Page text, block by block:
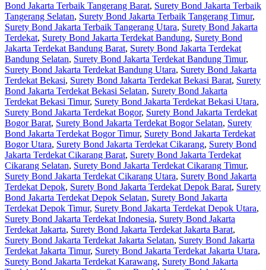
Bond Jakarta Terbaik Tangerang Barat, Surety Bond Jakarta Terbaik
Tangerang Selatan, Surety Bond Jakarta Terbaik Tangerang Timur,
Surety Bond Jakarta Terbaik Tangerang Utara, Surety Bond Jakarta
Terdekat, Surety Bond Jakarta Terdekat Bandung, Surety Bond
Jakarta Terdekat Bandung Barat, Surety Bond Jakarta Terdekat
Bandung Selatan, Surety Bond Jakarta Terdekat Bandung Timur,
Surety Bond Jakarta Terdekat Bandung Utara, Surety Bond Jakarta
Terdekat Bekasi, Surety Bond Jakarta Terdekat Bekasi Barat, Surety
Bond Jakarta Terdekat Bekasi Selatan, Surety Bond Jakarta
Terdekat Bekasi Timur, Surety Bond Jakarta Terdekat Bekasi Utara,
Surety Bond Jakarta Terdekat Bogor, Surety Bond Jakarta Terdekat
Bogor Barat, Surety Bond Jakarta Terdekat Bogor Selatan, Surety
Bond Jakarta Terdekat Bogor Timur, Surety Bond Jakarta Terdekat
Bogor Utara, Surety Bond Jakarta Terdekat Cikarang, Surety Bond
Jakarta Terdekat Cikarang Barat, Surety Bond Jakarta Terdekat
Cikarang Selatan, Surety Bond Jakarta Terdekat Cikarang Timur,
Surety Bond Jakarta Terdekat Cikarang Utara, Surety Bond Jakarta
Terdekat Depok, Surety Bond Jakarta Terdekat Depok Barat, Surety
Bond Jakarta Terdekat Depok Selatan, Surety Bond Jakarta
Terdekat Depok Timur, Surety Bond Jakarta Terdekat Depok Utara,
Surety Bond Jakarta Terdekat Indonesia, Surety Bond Jakarta
Terdekat Jakarta, Surety Bond Jakarta Terdekat Jakarta Barat,
Surety Bond Jakarta Terdekat Jakarta Selatan, Surety Bond Jakarta
Terdekat Jakarta Timur, Surety Bond Jakarta Terdekat Jakarta Utara,
Surety Bond Jakarta Terdekat Karawang, Surety Bond Jakarta